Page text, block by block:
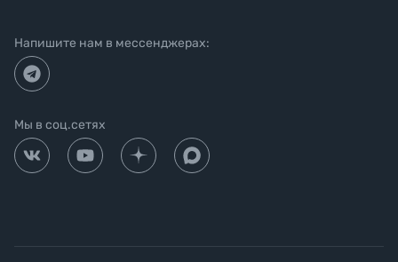
Напишите нам в мессенджерах:
Мы в соц.сетях